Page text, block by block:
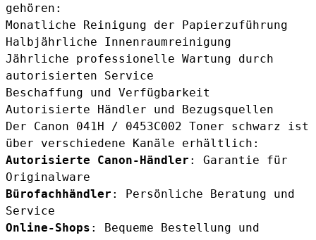
gehören:
Monatliche Reinigung der Papierzuführung
Halbjährliche Innenraumreinigung
Jährliche professionelle Wartung durch
autorisierten Service
Beschaffung und Verfügbarkeit
Autorisierte Händler und Bezugsquellen
Der Canon 041H / 0453C002 Toner schwarz ist
über verschiedene Kanäle erhältlich:
Autorisierte Canon-Händler : Garantie für
Originalware
Bürofachhändler : Persönliche Beratung und
Service
Online-Shops : Bequeme Bestellung und